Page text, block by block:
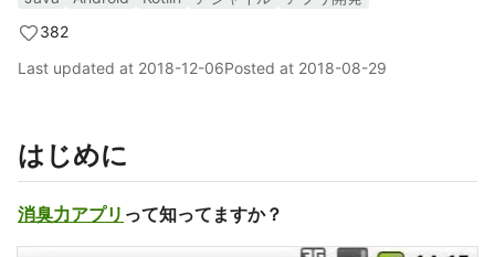
382
Last updated at 2018-12-06Posted at 2018-08-29
はじめに
消臭力アプリ って知ってますか？